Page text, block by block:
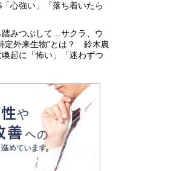
心強い」「落ち着いたら
踏みつぶして…サクラ、ウ
定外来生物”とは？ 鈴木農
起に「怖い」「迷わずつ